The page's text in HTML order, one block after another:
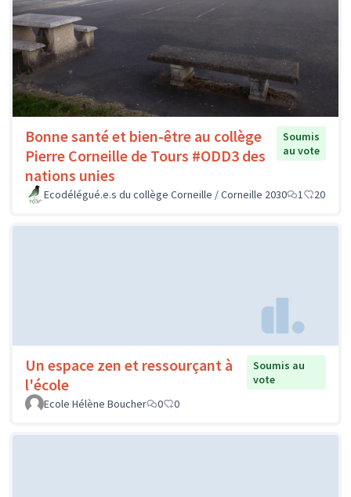
Bonne santé et bien-être au collège
Pierre Corneille de Tours #ODD3 des
nations unies
Soumis
au vote
Ecodélégué.e.s du collège Corneille / Corneille 2030 1 20
Un espace zen et ressourçant à
l'école
Soumis au
vote
Ecole Hélène Boucher
0 0